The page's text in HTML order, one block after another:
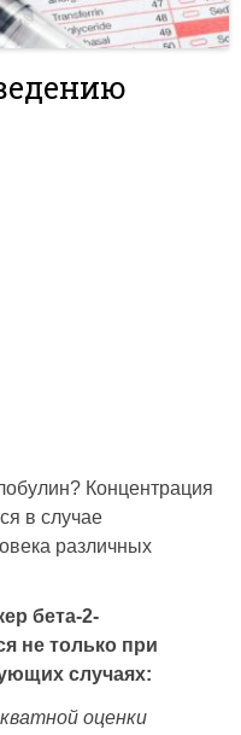
Концентрация
в случае
различных
бета-2-
не только при
случаях:
оценки